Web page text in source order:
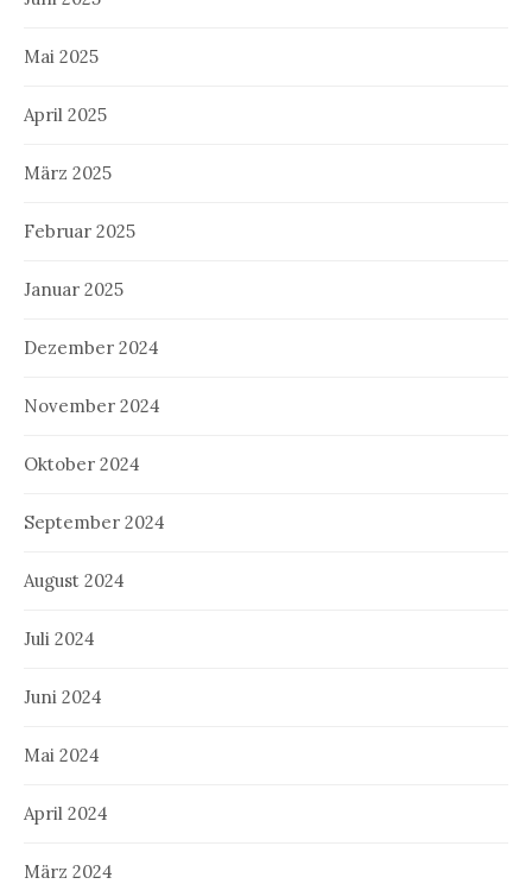
Mai 2025
April 2025
März 2025
Februar 2025
Januar 2025
Dezember 2024
November 2024
Oktober 2024
September 2024
August 2024
Juli 2024
Juni 2024
Mai 2024
April 2024
März 2024